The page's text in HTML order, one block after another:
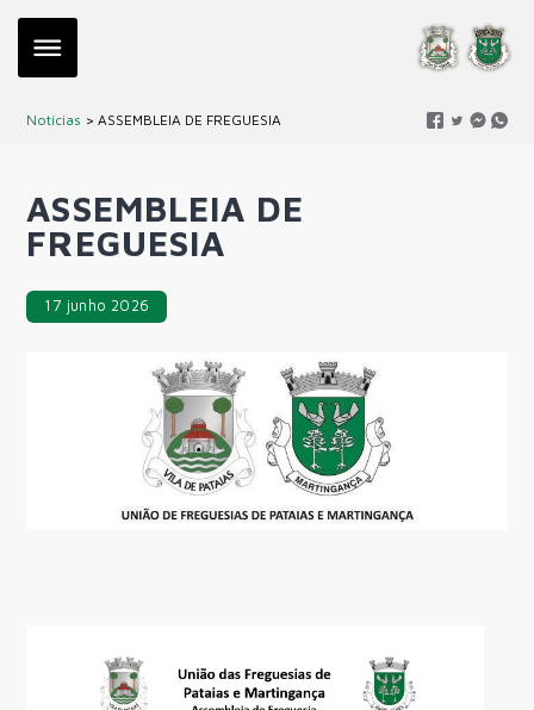
Notícias > ASSEMBLEIA DE FREGUESIA
ASSEMBLEIA DE
FREGUESIA
17 junho 2026